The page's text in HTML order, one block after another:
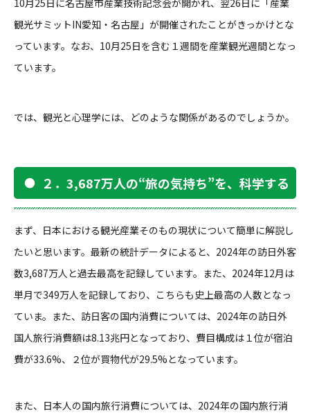
観光サミットIN愛知・名古屋」が開催されたことがきっかけとな
っています。なお、10月25日を含む１週間を産業観光週間となっ
ています。
では、観光と心理学には、どのような関係があるのでしょうか。
２．3,687万人の“旅の気持ち”を、科学する
まず、日本における観光産業そのもの現状について簡単に解説し
たいと思います。最新の統計データによると、2024年の訪日外客
数3,687万人と過去最高を記録しています。また、2024年12月は
単月で349万人を記録しており、こちらも史上最高の人数となっ
ていま。また、訪日客の国内消費については、2024年の訪日外
国人旅行消費額は8.13兆円となっており、費目構成は１位が宿泊
費が33.6%、２位が買物代が29.5%となっています。
また、日本人の国内旅行消費については、2024年の国内旅行消